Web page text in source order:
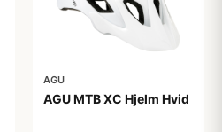
AGU
AGU MTB XC Hjelm Hvid